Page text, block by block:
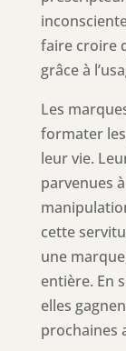
faire croire
grâce à
Les
formater
leur vie.
parvenues
cette
une
entière. En
elles
prochaines